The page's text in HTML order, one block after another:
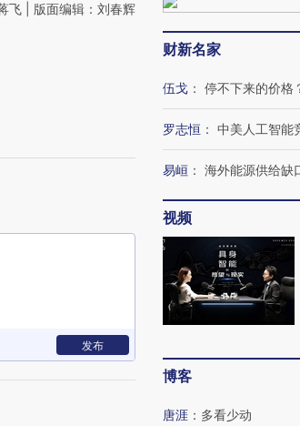
飞 | 版面编辑：刘春辉
发布
财新名家
伍戈 ： 停不下来的价格
罗志恒 ： 中美人工智能
易峘 ： 海外能源供给缺
视频
博客
唐涯 ： 多看少动